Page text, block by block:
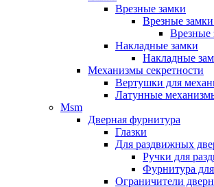
Врезные замки
Врезные замки
Врезные
Накладные замки
Накладные
Механизмы секретности
Вертушки для
Латунные
Msm
Дверная фурнитура
Глазки
Для раздвижных
Ручки для
Фурнитура
Ограничители